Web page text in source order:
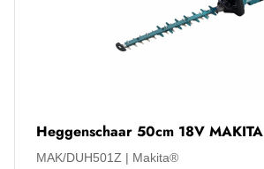
Heggenschaar 50cm 18V MAKITA
MAK/DUH501Z
Makita®